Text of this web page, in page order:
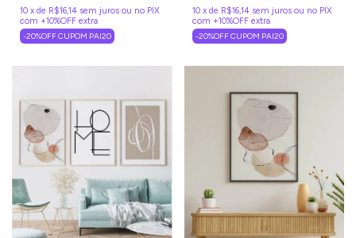
10 x de R$16,14 sem juros
-20%OFF CUPOM PAI20
10 x de R$16,14 sem juros
-20%OFF CUPOM PAI20